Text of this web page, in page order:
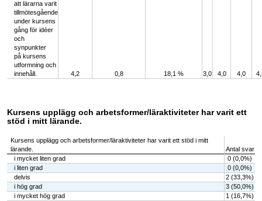
att lärarna varit
tillmötesgående
under kursens
gång för idéer
och
synpunkter
på kursens
utformning och
innehåll.
4,2 0,8 18,1 % 3,0 4,0 4,0
Kursens upplägg och arbetsformer/läraktiviteter har varit ett
stöd i mitt lärande.
Kursens upplägg och arbetsformer/läraktiviteter har varit ett stöd i mitt
lärande.
Antal svar
i mycket liten grad
0 (0,0%)
i liten grad
0 (0,0%)
delvis
2 (33,3%)
i hög grad
3 (50,0%)
i mycket hög grad
1 (16,7%)